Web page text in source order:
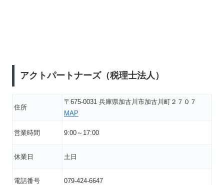
アクトパートナーズ（税理士法人）
住所
〒675-0031 兵庫県加古川市加古川町２７０７
MAP
営業時間 9:00～17:00
休業日 土日
電話番号 079-424-6647